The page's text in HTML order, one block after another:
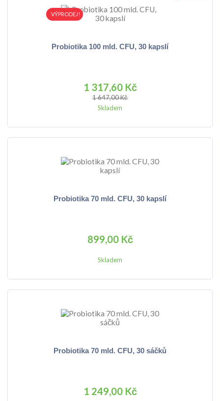
VÝPRODEJ!
Probiotika 100 mld. CFU, 30 kapslí
1 317,60 Kč
1 647,00 Kč
Skladem
Probiotika 70 mld. CFU, 30 kapslí
899,00 Kč
Skladem
Probiotika 70 mld. CFU, 30 sáčků
1 249,00 Kč